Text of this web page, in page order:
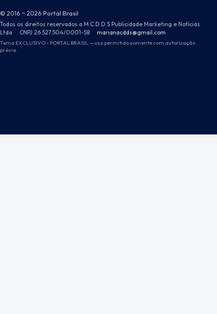
© 2016 ~ 2026 Portal Brasil
Todos os direitos reservados a M.C.D.D.S Publicidade Marketing e Notícias
Ltda · CNPJ 26.527.504/0001-58 · marianacdds@gmail.com
Tema EXCLUSIVO - PORTAL BRASIL — uso permitido somente com autorização
prévia.